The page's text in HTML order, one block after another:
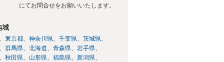
にてお問合せをお願いいたします。
域
東京都 神奈川県 千葉県
茨城県
群馬県
北海道 青森県
岩手県
秋田県
山形県 福島県
新潟県